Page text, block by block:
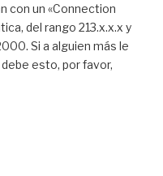
con un «Connection
del rango 213.x.x.x y
Si a alguien más le
esto, por favor,